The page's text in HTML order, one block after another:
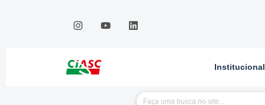
Institucional